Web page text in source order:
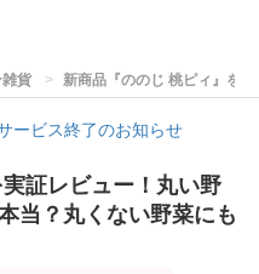
貨 新商品『ののじ 桃ピィ』を
ービス終了のお知らせ
証レビュー！丸い野
当？丸くない野菜にも